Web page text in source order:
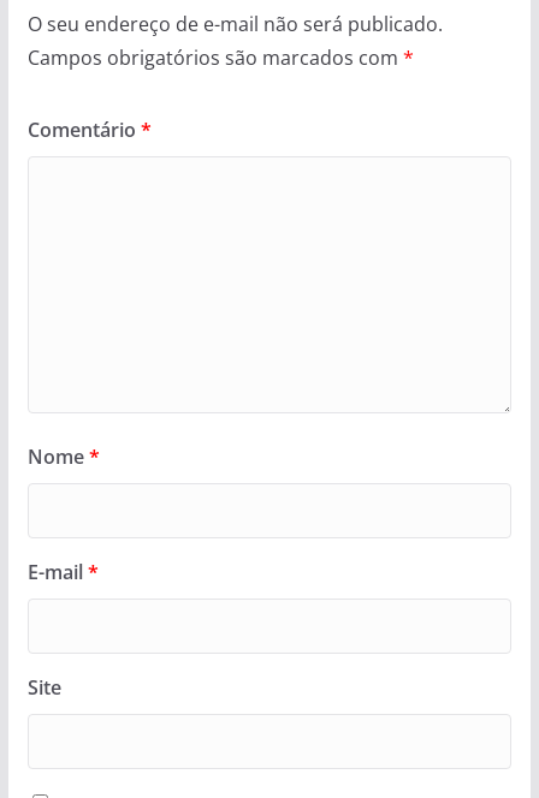
O seu endereço de e-mail não será publicado.
Campos obrigatórios são marcados com *
Comentário *
Nome*
E-mail*
Site